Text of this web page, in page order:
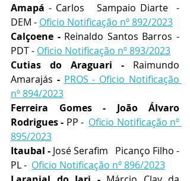
Amapá - Carlos   Sampaio Diarte  -
DEM - Oficio Notificação nº 892/2023
Calçoene - Reinaldo Santos Barros -
PDT - Oficio Notificação nº 893/2023
Cutias do Araguari - Raimundo
Amarajás - PROS - Oficio Notificação
nº 894/2023
Ferreira Gomes - João Álvaro
Rodrigues - PP - Oficio Notificação nº
895/2023
Itaubal - José Serafim   Picanço Filho -
PL - Oficio Notificação nº 896/2023